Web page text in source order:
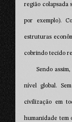
região colapsada
por exemplo).
estruturas
cobrindo tecido
Sendo
nível global.
civilização em
humanidade tem